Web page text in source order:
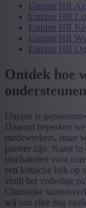
Unique HR
Unique HR
Unique HR
Unique HR
Unique HR
Ontdek hoe
ondersteunen
Unique is
Daarom beperken
medewerkers, maar
partner zijn. Naast
inschakelen voor
een kritische blik op
vindt het volledige
Glansrijke
wij ons elke dag